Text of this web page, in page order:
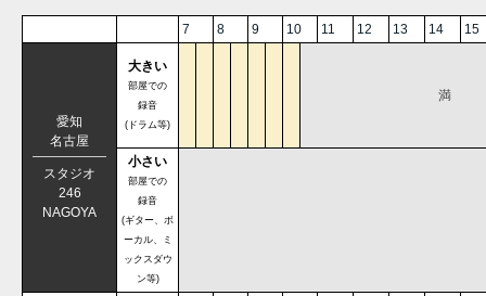
7 8 9 10 11 12 13 14 15
愛知
名古屋
スタジオ
246
NAGOYA
大きい
部屋での
録音
(ドラム等)
満
小さい
部屋での
録音
(ギター、ボ
ーカル、ミ
ックスダウ
ン等)